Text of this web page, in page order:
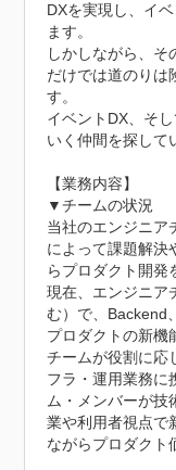
DXを実現し、イ
ます。
しかしながら、そ
だけでは道のりは
す。
イベントDX、そ
いく仲間を探して
【業務内容】
▼チームの状況
当社のエンジニア
によって課題解決
らプロダクト開発
現在、エンジニア
む）で、Backend
プロダクトの新機
チームが役割に応
フラ・運用業務に
ム・メンバーが
業や利用者視点で
ながらプロダクト